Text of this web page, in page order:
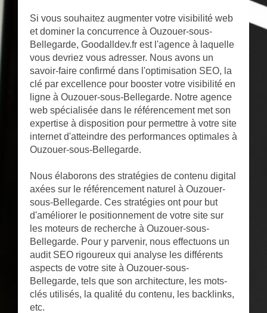
Si vous souhaitez augmenter votre visibilité web
et dominer la concurrence à Ouzouer-sous-
Bellegarde, Goodalldev.fr est l'agence à laquelle
vous devriez vous adresser. Nous avons un
savoir-faire confirmé dans l'optimisation SEO, la
clé par excellence pour booster votre visibilité en
ligne à Ouzouer-sous-Bellegarde. Notre agence
web spécialisée dans le référencement met son
expertise à disposition pour permettre à votre site
internet d'atteindre des performances optimales à
Ouzouer-sous-Bellegarde.
Nous élaborons des stratégies de contenu digital
axées sur le référencement naturel à Ouzouer-
sous-Bellegarde. Ces stratégies ont pour but
d'améliorer le positionnement de votre site sur
les moteurs de recherche à Ouzouer-sous-
Bellegarde. Pour y parvenir, nous effectuons un
audit SEO rigoureux qui analyse les différents
aspects de votre site à Ouzouer-sous-
Bellegarde, tels que son architecture, les mots-
clés utilisés, la qualité du contenu, les backlinks,
etc.